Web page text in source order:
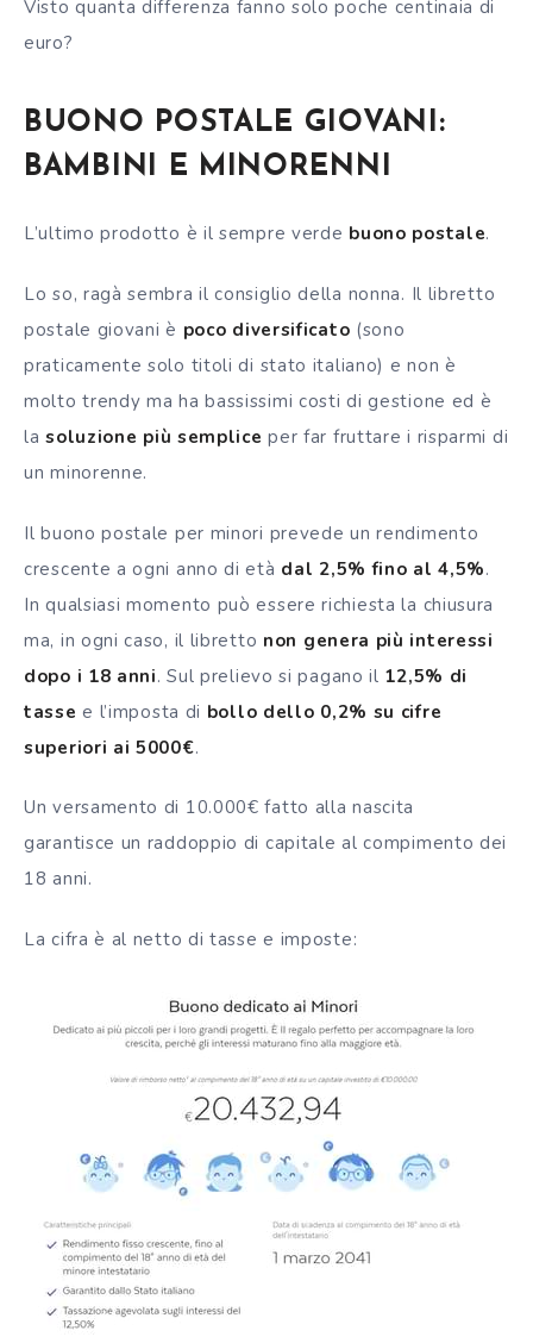
Visto quanta differenza fanno solo poche centinaia di
euro?
BUONO POSTALE GIOVANI:
BAMBINI E MINORENNI
L’ultimo prodotto è il sempre verde buono postale.
Lo so, ragà sembra il consiglio della nonna. Il libretto
postale giovani è poco diversificato (sono
praticamente solo titoli di stato italiano) e non è
molto trendy ma ha bassissimi costi di gestione ed è
lasoluzione più semplice per far fruttare i risparmi di
un minorenne.
Il buono postale per minori prevede un rendimento
crescente a ogni anno di età dal 2,5% fino al 4,5%.
In qualsiasi momento può essere richiesta la chiusura
ma, in ogni caso, il libretto non genera più interessi
dopo i 18 anni. Sul prelievo si pagano il 12,5% di
tasse e l’imposta di bollo dello 0,2% su cifre
superiori ai 5000€.
Un versamento di 10.000€ fatto alla nascita
garantisce un raddoppio di capitale al compimento dei
18 anni.
La cifra è al netto di tasse e imposte: